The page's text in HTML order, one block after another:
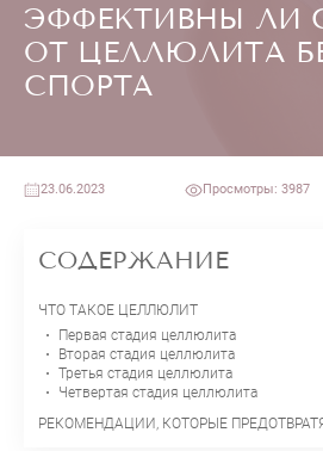
ЭФФЕКТИВНЫ ЛИ
ОТ ЦЕЛЛЮЛИТА
СПОРТА
23.06.2023 Просмотры: 3987
СОДЕРЖАНИЕ
ЧТО ТАКОЕ ЦЕЛЛЮЛИТ
Первая стадия целлюлита
Вторая стадия целлюлита
Третья стадия целлюлита
Четвертая стадия целлюлита
РЕКОМЕНДАЦИИ, КОТОРЫЕ